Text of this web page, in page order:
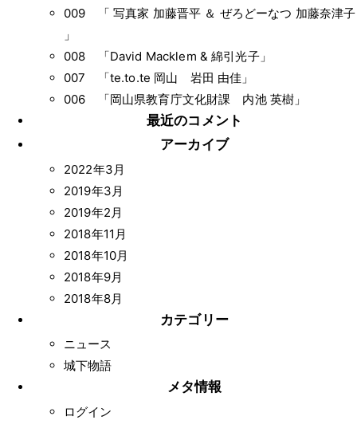
009 「 写真家 加藤晋平 ＆ ぜろどーなつ 加藤奈津子
」
008 「David Macklem & 綿引光子」
007 「te.to.te 岡山 岩田 由佳」
006 「岡山県教育庁文化財課 内池 英樹」
最近のコメント
アーカイブ
2022年3月
2019年3月
2019年2月
2018年11月
2018年10月
2018年9月
2018年8月
カテゴリー
ニュース
城下物語
メタ情報
ログイン